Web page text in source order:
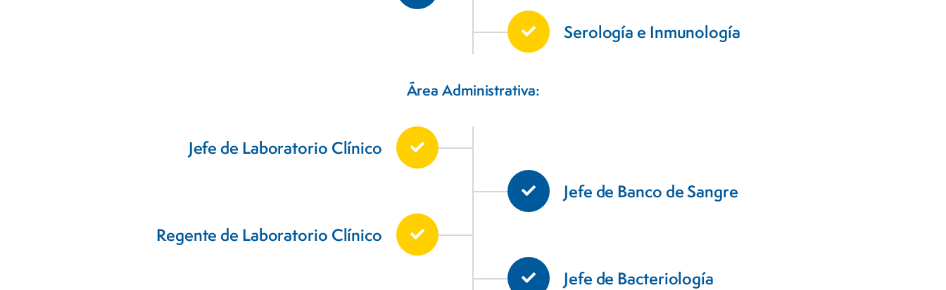
Serología e Inmunología
Área Administrativa:
Jefe de Laboratorio Clínico
Jefe de Banco de Sangre
Regente de Laboratorio Clínico
Jefe de Bacteriología